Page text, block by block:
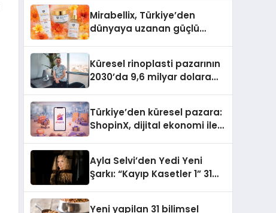
Mirabellix, Türkiye’den
dünyaya uzanan güçlü
Küresel rinoplasti pazarının
2030’da 9,6 milyar dolara
Türkiye’den küresel pazara:
ShopinX, dijital ekonomi ile
Ayla Selvi’den Yedi Yeni
Şarkı: “Kayıp Kasetler 1” 31
Yeni yapilan 31 bilimsel